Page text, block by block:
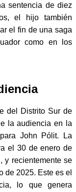
sentencia de diez
el hijo también
el fin de una saga
como en los
del Distrito Sur de
la audiencia en la
John Pólit. La
el 30 de enero de
y recientemente se
de 2025. Este es el
lo que genera